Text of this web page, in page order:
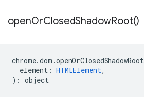
openOrClosedShadowRoot()
chrome.dom .openOrClosedShadowRoot
element : HTMLElement,
) : object